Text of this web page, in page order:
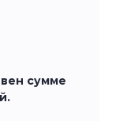
сумме